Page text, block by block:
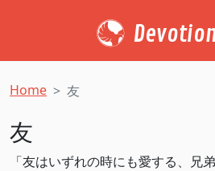
Home 友
友
「友はいずれの時にも愛する、兄